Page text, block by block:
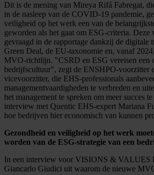
Dit is de mening van Mireya Rifá Fabregat,
in de nasleep van de COVID-19 pandemie,
veiligheid op het werk een van de
geworden als het gaat om ESG-criteria. Deze
gevraagd in de rapportage dankzij de digitale
Green Deal, de EU-taxonomie en, vanaf
MVO-richtlijn. "CSRD en ESG vereisen een
bedrijfscultuur", zegt de ENSHPO-voorzitter
vicevoorzitter, die EHS-professionals
managementvaardigheden te verbreden en
het management te spreken om meer succes
interview met Quentic EHS-expert Mariana
hoe bedrijven hier economisch van kunnen
Gezondheid en veiligheid op het werk
worden van de ESG-strategie van een
In een interview voor VISIONS & VALUES
Giancarlo Giudici uit waarom de nieuwe